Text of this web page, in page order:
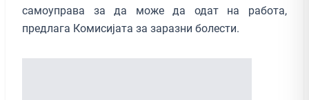
самоуправа за да може да одат на работа,
предлага Комисијата за заразни болести.